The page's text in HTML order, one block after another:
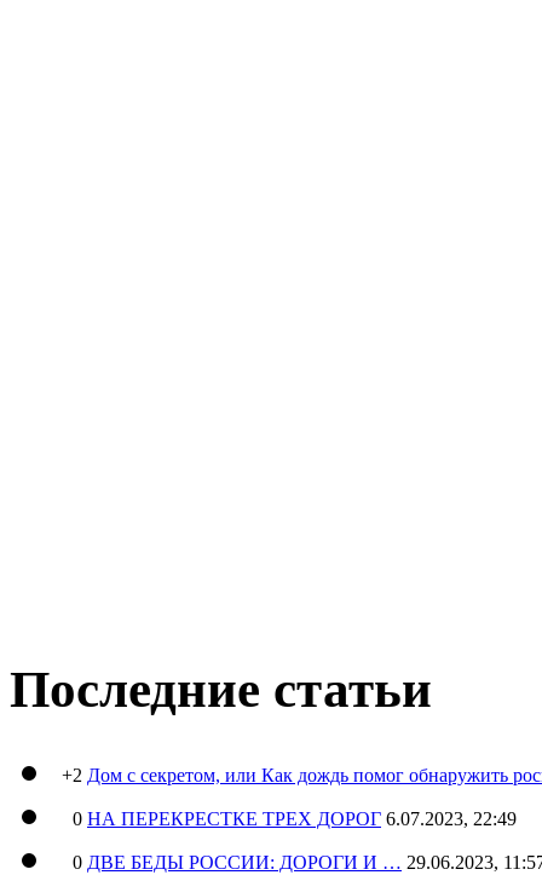
Последние статьи
+2 Дом с секретом, или Как дождь помог обнаружить
0 НА ПЕРЕКРЕСТКЕ ТРЕХ ДОРОГ 6.07.2023, 22:49
0 ДВЕ БЕДЫ РОССИИ: ДОРОГИ И … 29.06.2023,